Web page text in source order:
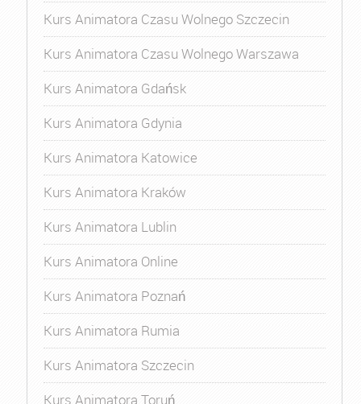
Kurs Animatora Czasu Wolnego Szczecin
Kurs Animatora Czasu Wolnego Warszawa
Kurs Animatora Gdańsk
Kurs Animatora Gdynia
Kurs Animatora Katowice
Kurs Animatora Kraków
Kurs Animatora Lublin
Kurs Animatora Online
Kurs Animatora Poznań
Kurs Animatora Rumia
Kurs Animatora Szczecin
Kurs Animatora Toruń